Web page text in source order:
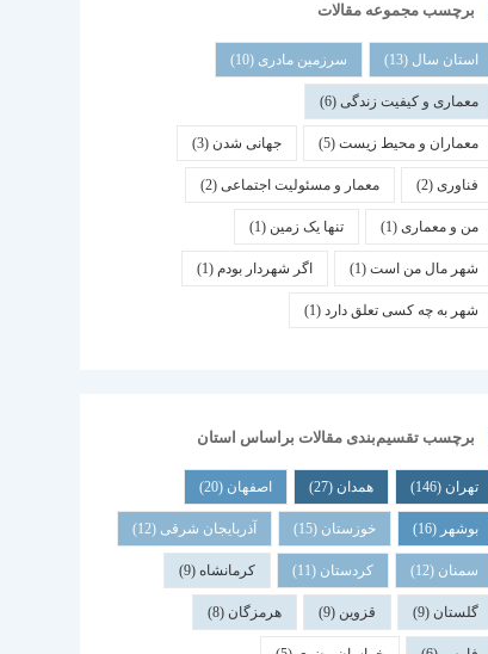
برچسب مجموعه مقالات
استان سال (13) سرزمین مادری (10)
معماری و کیفیت زندگی(6)
معماران و محیط زیست(5) جهانی شدن (3)
فناوری(2) معمار و مسئولیت اجتماعی(2)
من و معماری(1) تنها یک زمین (1)
شهر مال من است(1) اگر شهردار بودم (1)
شهر به چه کسی تعلق دارد(1)
برچسب تقسیم‌بندی مقالات براساس استان
تهران (146) همدان (27) اصفهان (20)
بوشهر (16) خوزستان (15) آذربایجان شرقی (12)
سمنان (12) کردستان (11) کرمانشاه(9)
گلستان (9) قزوین (9) هرمزگان (8)